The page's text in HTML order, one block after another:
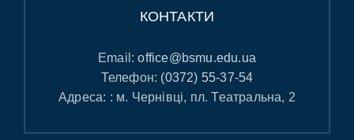
КОНТАКТИ
Email:office@bsmu.edu.ua
Телефон: (0372) 55-37-54
Адреса: : м. Чернівці, пл. Театральна, 2